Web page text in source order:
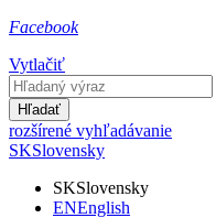
Facebook
Vytlačiť
Hľadať
rozšírené vyhľadávanie
SKSlovensky
SKSlovensky
ENEnglish